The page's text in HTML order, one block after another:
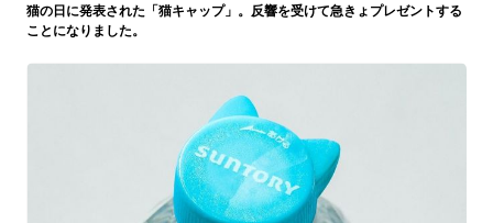
猫の日に発表された「猫キャップ」。反響を受けて急きょプレゼントする
ことになりました。